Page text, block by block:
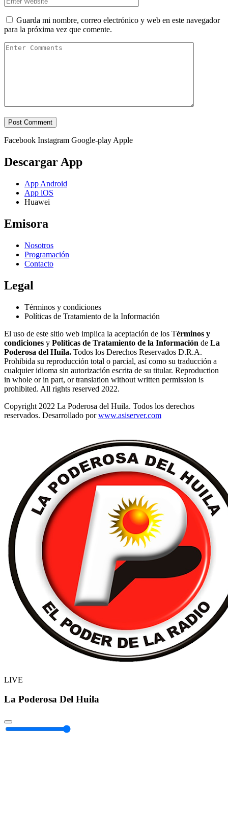
Guarda mi nombre, correo electrónico y web en este navegador
para la próxima vez que comente.
Facebook Instagram Google-play Apple
Descargar App
App Android
App iOS
Huawei
Emisora
Nosotros
Programación
Contacto
Legal
Términos y condiciones
Políticas de Tratamiento de la Información
El uso de este sitio web implica la aceptación de los Términos y
condiciones y Políticas de Tratamiento de la Información de La
Poderosa del Huila. Todos los Derechos Reservados D.R.A.
Prohibida su reproducción total o parcial, así como su traducción a
cualquier idioma sin autorización escrita de su titular. Reproduction
in whole or in part, or translation without written permission is
prohibited. All rights reserved 2022.
Copyright 2022 La Poderosa del Huila. Todos los derechos
reservados. Desarrollado porwww.asiserver.com
LIVE
La Poderosa Del Huila